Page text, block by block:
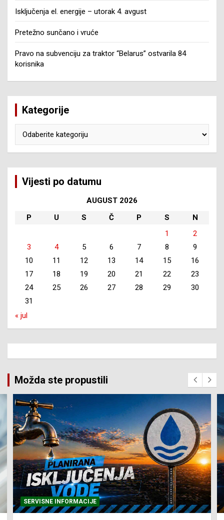
Isključenja el. energije – utorak 4. avgust
Pretežno sunčano i vruće
Pravo na subvenciju za traktor “Belarus” ostvarila 84
korisnika
Kategorije
Vijesti po datumu
AUGUST 2026
P
U S Č P S
N
1
2
3
4 5 6 7 8
9
10
11 12 13 14 15
16
17
18 19 20 21 22
23
24
25 26 27 28 29
30
31
« jul
Možda ste propustili
SERVISNE INFORMACIJE